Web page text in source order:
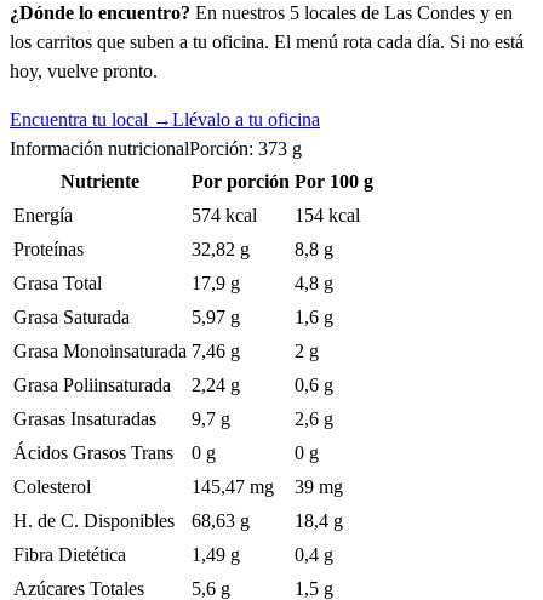
¿Dónde lo encuentro? En nuestros 5 locales de Las Condes y en
los carritos que suben a tu oficina. El menú rota cada día. Si no está
hoy, vuelve pronto.
Encuentra tu local →Llévalo a tu oficina
Información nutricionalPorción: 373 g
Nutriente
Por porción Por 100 g
Energía
574 kcal
154 kcal
Proteínas
32,82 g
8,8 g
Grasa Total
17,9 g
4,8 g
Grasa Saturada
5,97 g
1,6 g
Grasa Monoinsaturada 7,46 g
2 g
Grasa Poliinsaturada
2,24 g
0,6 g
Grasas Insaturadas
9,7 g
2,6 g
Ácidos Grasos Trans
0 g
0 g
Colesterol
145,47 mg
39 mg
H. de C. Disponibles
68,63 g
18,4 g
Fibra Dietética
1,49 g
0,4 g
Azúcares Totales
5,6 g
1,5 g